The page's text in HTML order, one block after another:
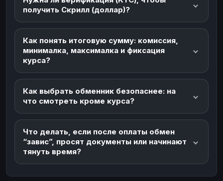
получить Скрилл (доллар)?
Как понять итоговую сумму: комиссия,
минималка, максималка и фиксация
курса?
Как выбрать обменник безопаснее: на
что смотреть кроме курса?
Что делать, если после оплаты обмен
“завис”, просят документы или начинают
тянуть время?